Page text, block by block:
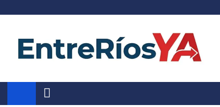
Noticias de Entre Ríos
Información de toda la provincia ahora